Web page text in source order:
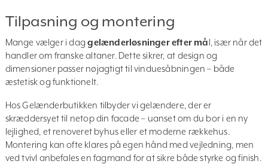
Tilpasning og montering
Mange vælger i daggelænderløsninger efter mål, især når det
handler om franske altaner. Dette sikrer, at design og
dimensioner passer nøjagtigt til vinduesåbningen – både
æstetisk og funktionelt.
Hos Gelænderbutikken tilbyder vi gelændere, der er
skræddersyet til netop din facade – uanset om du bor i en ny
lejlighed, et renoveret byhus eller et moderne rækkehus.
Montering kan ofte klares på egen hånd med vejledning, men
ved tvivl anbefales en fagmand for at sikre både styrke og finish.